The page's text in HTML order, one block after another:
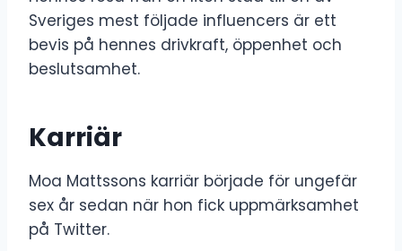
Sveriges mest följade influencers är ett
bevis på hennes drivkraft, öppenhet och
beslutsamhet.
Karriär
Moa Mattssons karriär började för ungefär
sex år sedan när hon fick uppmärksamhet
på Twitter.